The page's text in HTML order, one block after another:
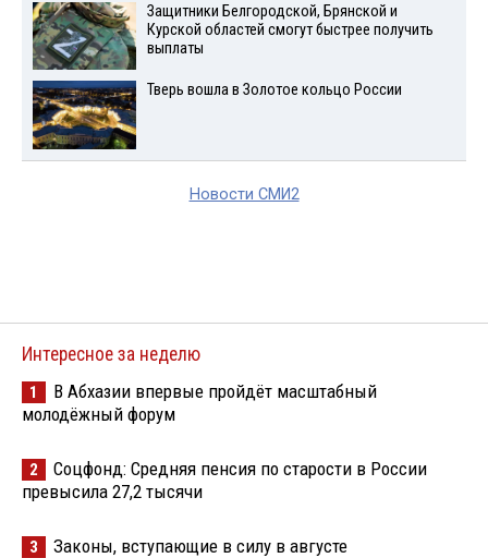
Защитники Белгородской, Брянской и
Курской областей смогут быстрее получить
выплаты
Тверь вошла в Золотое кольцо России
Новости СМИ2
Интересное за неделю
1
В Абхазии впервые пройдёт масштабный
молодёжный форум
2
Соцфонд: Средняя пенсия по старости в России
превысила 27,2 тысячи
3 Законы, вступающие в силу в августе